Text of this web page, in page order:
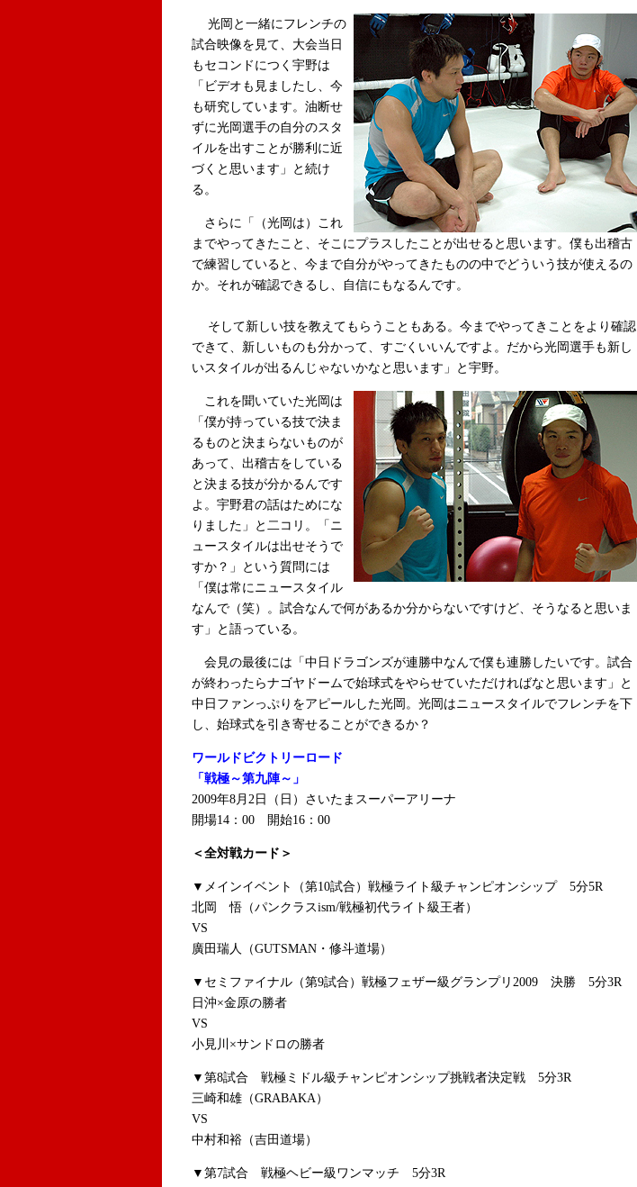
光岡と一緒にフレンチの
試合映像を見て、大会当日
もセコンドにつく宇野は
「ビデオも見ましたし、今
も研究しています。油断せ
ずに光岡選手の自分のスタ
イルを出すことが勝利に近
づくと思います」と続け
る。
さらに「（光岡は）これ
までやってきたこと、そこにプラスしたことが出せると思います。僕も出稽古
で練習していると、今まで自分がやってきたものの中でどういう技が使えるの
か。それが確認できるし、自信にもなるんです。
そして新しい技を教えてもらうこともある。今までやってきことをより確認
できて、新しいものも分かって、すごくいいんですよ。だから光岡選手も新し
いスタイルが出るんじゃないかなと思います」と宇野。
これを聞いていた光岡は
「僕が持っている技で決ま
るものと決まらないものが
あって、出稽古をしている
と決まる技が分かるんです
よ。宇野君の話はためにな
りました」と二コリ。「ニ
ュースタイルは出せそうで
すか？」という質問には
「僕は常にニュースタイル
なんで（笑）。試合なんで何があるか分からないですけど、そうなると思いま
す」と語っている。
会見の最後には「中日ドラゴンズが連勝中なんで僕も連勝したいです。試合
が終わったらナゴヤドームで始球式をやらせていただければなと思います」と
中日ファンっぷりをアピールした光岡。光岡はニュースタイルでフレンチを下
し、始球式を引き寄せることができるか？
ワールドビクトリーロード
「戦極～第九陣～」
2009年8月2日（日）さいたまスーパーアリーナ
開場14：00 開始16：00
＜全対戦カード＞
▼メインイベント（第10試合）戦極ライト級チャンピオンシップ 5分5R
北岡 悟（パンクラスism/戦極初代ライト級王者）
VS
廣田瑞人（GUTSMAN・修斗道場）
▼セミファイナル（第9試合）戦極フェザー級グランプリ2009 決勝 5分3R
日沖×金原の勝者
VS
小見川×サンドロの勝者
▼第8試合 戦極ミドル級チャンピオンシップ挑戦者決定戦 5分3R
三崎和雄（GRABAKA）
VS
中村和裕（吉田道場）
▼第7試合 戦極ヘビー級ワンマッチ 5分3R